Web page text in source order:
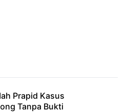
Prapid Kasus
Tanpa Bukti